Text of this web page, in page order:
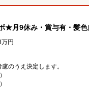
★月9休み・賞与有・髪
円
のうえ決定します。